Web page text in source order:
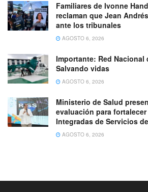
Familiares de Ivonne
reclaman que Jean
ante los tribunales
AGOSTO 6, 2026
Importante: Red Nacional
Salvando vidas
AGOSTO 6, 2026
Ministerio de Salud
evaluación para
Integradas de Servicios
AGOSTO 6, 2026